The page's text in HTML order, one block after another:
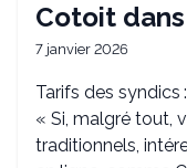
Cotoit
7 janvier 2026
Tarifs des
« Si, malgré tout,
traditionnels,